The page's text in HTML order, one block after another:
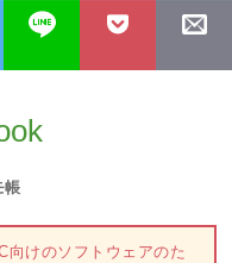
帳
向けのソフトウェアのた